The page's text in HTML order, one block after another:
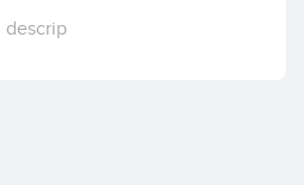
descrip